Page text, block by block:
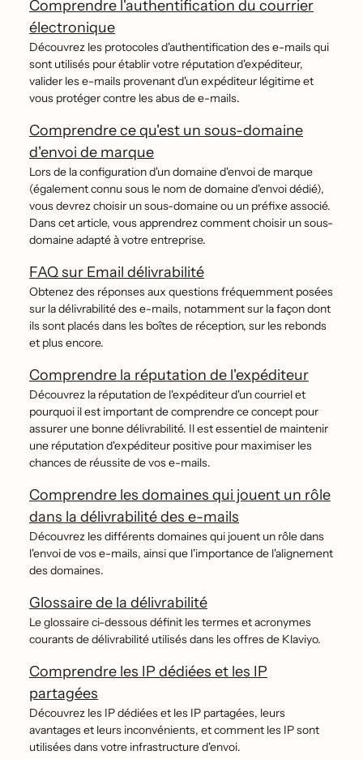
Comprendre l'authentification du courrier
électronique
Découvrez les protocoles d'authentification des e-mails qui
sont utilisés pour établir votre réputation d'expéditeur,
valider les e-mails provenant d'un expéditeur légitime et
vous protéger contre les abus de e-mails.
Comprendre ce qu'est un sous-domaine
d'envoi de marque
Lors de la configuration d'un domaine d'envoi de marque
(également connu sous le nom de domaine d'envoi dédié),
vous devrez choisir un sous-domaine ou un préfixe associé.
Dans cet article, vous apprendrez comment choisir un sous-
domaine adapté à votre entreprise.
FAQ sur Email délivrabilité
Obtenez des réponses aux questions fréquemment posées
sur la délivrabilité des e-mails, notamment sur la façon dont
ils sont placés dans les boîtes de réception, sur les rebonds
et plus encore.
Comprendre la réputation de l'expéditeur
Découvrez la réputation de l'expéditeur d'un courriel et
pourquoi il est important de comprendre ce concept pour
assurer une bonne délivrabilité. Il est essentiel de maintenir
une réputation d'expéditeur positive pour maximiser les
chances de réussite de vos e-mails.
Comprendre les domaines qui jouent un rôle
dans la délivrabilité des e-mails
Découvrez les différents domaines qui jouent un rôle dans
l'envoi de vos e-mails, ainsi que l'importance de l'alignement
des domaines.
Glossaire de la délivrabilité
Le glossaire ci-dessous définit les termes et acronymes
courants de délivrabilité utilisés dans les offres de Klaviyo.
Comprendre les IP dédiées et les IP
partagées
Découvrez les IP dédiées et les IP partagées, leurs
avantages et leurs inconvénients, et comment les IP sont
utilisées dans votre infrastructure d'envoi.